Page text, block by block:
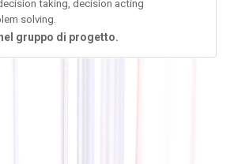
taking, decision acting
solving.
gruppo di progetto.